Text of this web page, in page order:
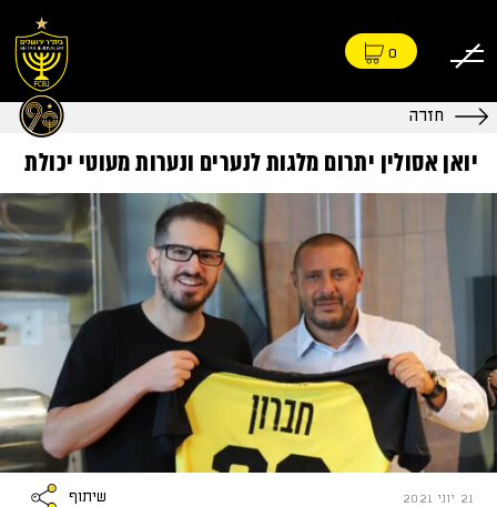
0
חזרה
יואן אסולין יתרום מלגות לנערים ונערות מעוטי יכולת
21 יוני 2021 שיתוף